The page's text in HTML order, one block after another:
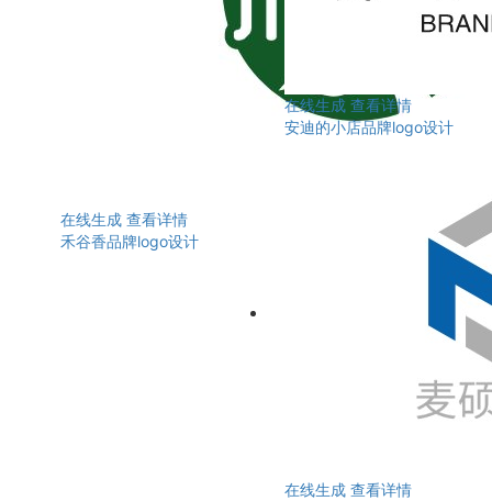
在线生成 查看详情
禾谷香品牌logo设计
在线生成 查看详情
安迪的小店品牌logo设计
在线生成 查看详情